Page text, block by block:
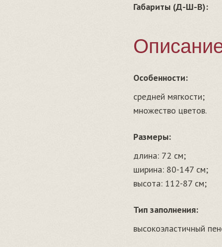
Габариты (Д-Ш-В):
Особенности:
средней мягкости;
множество цветов.
Размеры:
длина: 72 см;
ширина: 80-147 см;
высота: 112-87 см;
Тип заполнения:
высокоэластичный